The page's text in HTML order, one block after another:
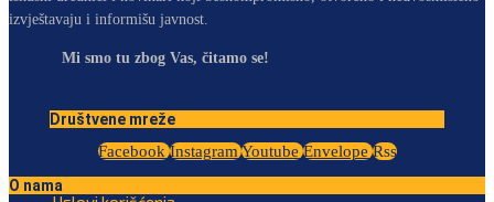
izvještavaju i informišu javnost.
Mi smo tu zbog Vas, čitamo se!
Društvene mreže
Facebook Instagram Youtube Envelope Rss
O nama